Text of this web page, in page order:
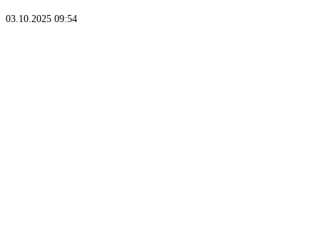
03.10.2025 09:54